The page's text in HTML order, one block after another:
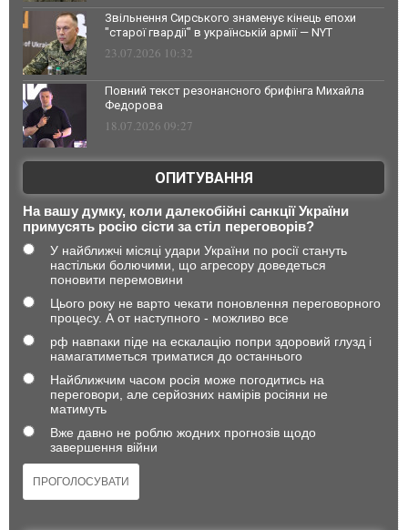
Звільнення Сирського знаменує кінець епохи
"старої гвардії" в українській армії — NYT
23.07.2026 10:32
Повний текст резонансного брифінга Михайла
Федорова
18.07.2026 09:27
ОПИТУВАННЯ
На вашу думку, коли далекобійні санкції України
примусять росію сісти за стіл переговорів?
У найближчі місяці удари України по росії стануть
настільки болючими, що агресору доведеться
поновити перемовини
Цього року не варто чекати поновлення переговорного
процесу. А от наступного - можливо все
рф навпаки піде на ескалацію попри здоровий глузд і
намагатиметься триматися до останнього
Найближчим часом росія може погодитись на
переговори, але серйозних намірів росіяни не
матимуть
Вже давно не роблю жодних прогнозів щодо
завершення війни